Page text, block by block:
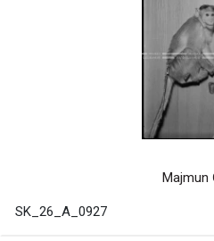
Majmun
SK_26_A_0927